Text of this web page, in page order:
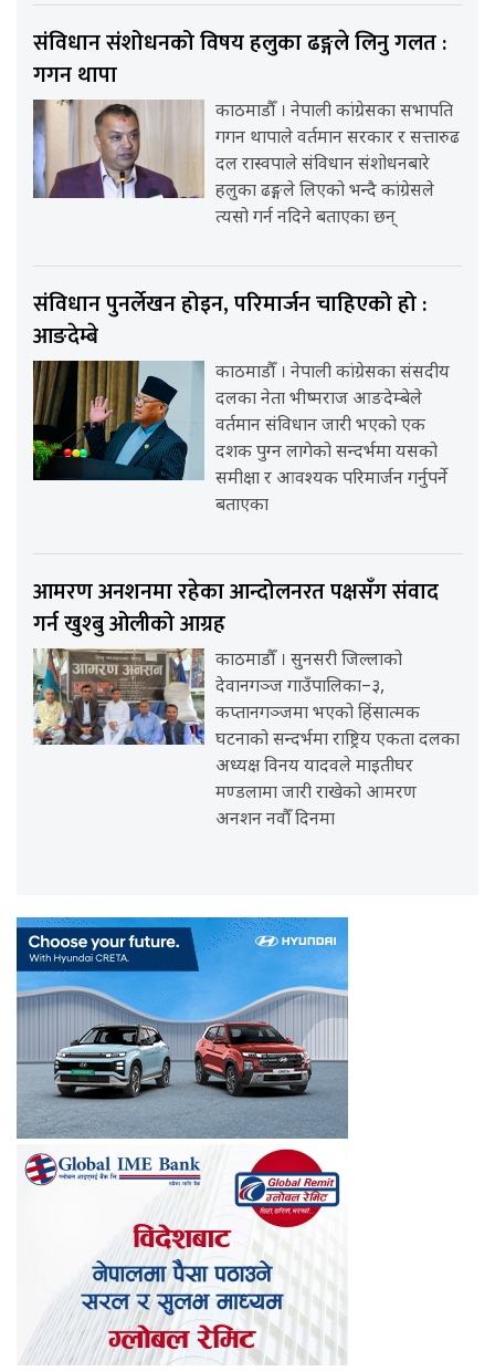
संविधान संशोधनको विषय हलुका ढङ्गले लिनु गलत :
गगन थापा
काठमाडौँ । नेपाली कांग्रेसका सभापति
गगन थापाले वर्तमान सरकार र सत्तारुढ
दल रास्वपाले संविधान संशोधनबारे
हलुका ढङ्गले लिएको भन्दै कांग्रेसले
त्यसो गर्न नदिने बताएका छन्
संविधान पुनर्लेखन होइन, परिमार्जन चाहिएको हो :
आङदेम्बे
काठमाडौँ । नेपाली कांग्रेसका संसदीय
दलका नेता भीष्मराज आङदेम्बेले
वर्तमान संविधान जारी भएको एक
दशक पुग्न लागेको सन्दर्भमा यसको
समीक्षा र आवश्यक परिमार्जन गर्नुपर्ने
बताएका
आमरण अनशनमा रहेका आन्दोलनरत पक्षसँग संवाद
गर्न खुश्बु ओलीको आग्रह
काठमाडौँ । सुनसरी जिल्लाको
देवानगञ्ज गाउँपालिका–३,
कप्तानगञ्जमा भएको हिंसात्मक
घटनाको सन्दर्भमा राष्ट्रिय एकता दलका
अध्यक्ष विनय यादवले माइतीघर
मण्डलामा जारी राखेको आमरण
अनशन नवौँ दिनमा